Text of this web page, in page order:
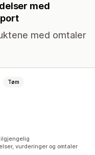
med
med omtaler
Tøm
vurderinger og omtaler